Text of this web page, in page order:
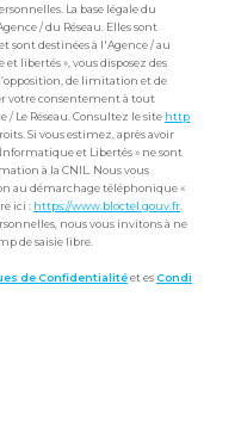
La base légale du
/ du Réseau. Elles sont
sont destinées à l'Agence / au
libertés », vous disposez des
de limitation et de
votre consentement à tout
Le Réseau. Consultez le site http
Si vous estimez, après avoir
et Libertés » ne sont
à la CNIL. Nous vous
au démarchage téléphonique «
ici : https://www.bloctel.gouv.fr
nous vous invitons à ne
de saisie libre.
de Confidentialitéet es Condi